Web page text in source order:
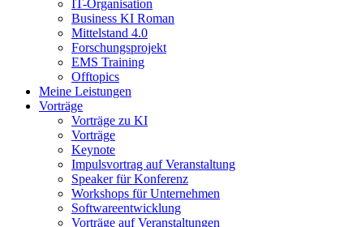
IT-Organisation
Business KI Roman
Mittelstand 4.0
Forschungsprojekt
EMS Training
Offtopics
Meine Leistungen
Vorträge
Vorträge zu KI
Vorträge
Keynote
Impulsvortrag auf Veranstaltung
Speaker für Konferenz
Workshops für Unternehmen
Softwareentwicklung
Vorträge auf Veranstaltungen